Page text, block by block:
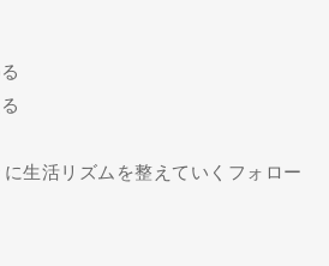
生活リズムを整えていくフォロー